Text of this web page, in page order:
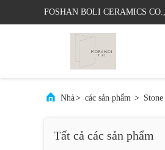
FOSHAN BOLI CERAMICS
Nhà> các sản phẩm >
Tất cả các sản phẩm